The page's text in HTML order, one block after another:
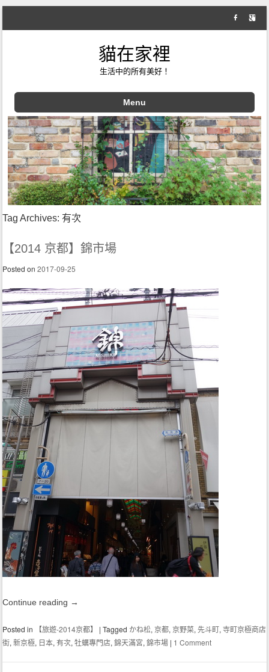
貓在家裡
生活中的所有美好！
Menu
Skip to content
Tag Archives: 有次
【2014 京都】錦市場
Posted on2017-09-25
Continue reading →
Posted in 【旅遊-2014京都】 |Tagged かね松,京都,京野菜,先斗町,寺町京極商店
街,新京極, 日本,有次,牡蠣專門店,錦天滿宮,錦市場 | 1 Comment